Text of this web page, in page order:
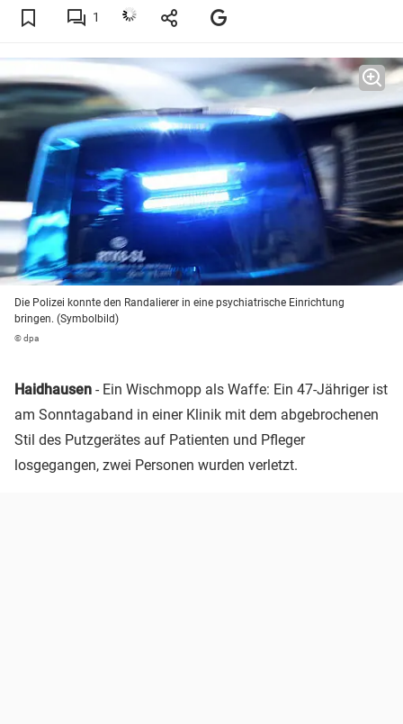
1
Die Polizei konnte den Randalierer in eine psychiatrische Einrichtung
bringen. (Symbolbild)
© dpa
Haidhausen - Ein Wischmopp als Waffe: Ein 47-Jähriger ist
am Sonntagaband in einer Klinik mit dem abgebrochenen
Stil des Putzgerätes auf Patienten und Pfleger
losgegangen, zwei Personen wurden verletzt.